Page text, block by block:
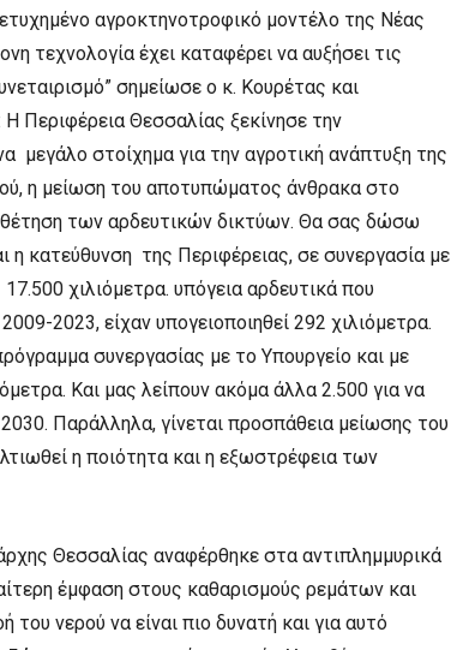
αγροκτηνοτροφικό μοντέλο της Νέας
τεχνολογία έχει καταφέρει να αυξήσει τις
σημείωσε ο κ. Κουρέτας και
Περιφέρεια Θεσσαλίας ξεκίνησε την
μεγάλο στοίχημα για την αγροτική ανάπτυξη της
η μείωση του αποτυπώματος άνθρακα στο
των αρδευτικών δικτύων. Θα σας δώσω
η κατεύθυνση της Περιφέρειας, σε συνεργασία με
χιλιόμετρα. υπόγεια αρδευτικά που
2023, είχαν υπογειοποιηθεί 292 χιλιόμετρα.
συνεργασίας με το Υπουργείο και με
Και μας λείπουν ακόμα άλλα 2.500 για να
Παράλληλα, γίνεται προσπάθεια μείωσης του
η ποιότητα και η εξωστρέφεια των
Θεσσαλίας αναφέρθηκε στα αντιπλημμυρικά
έμφαση στους καθαρισμούς ρεμάτων και
νερού να είναι πιο δυνατή και για αυτό